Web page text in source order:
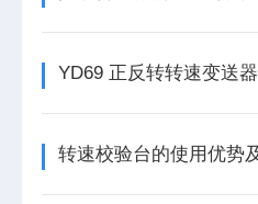
YD69 正反转转速变送器